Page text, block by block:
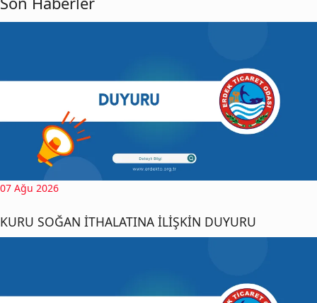
07 Ağu 2026
KURU SOĞAN İTHALATINA İLİŞKİN DUYURU